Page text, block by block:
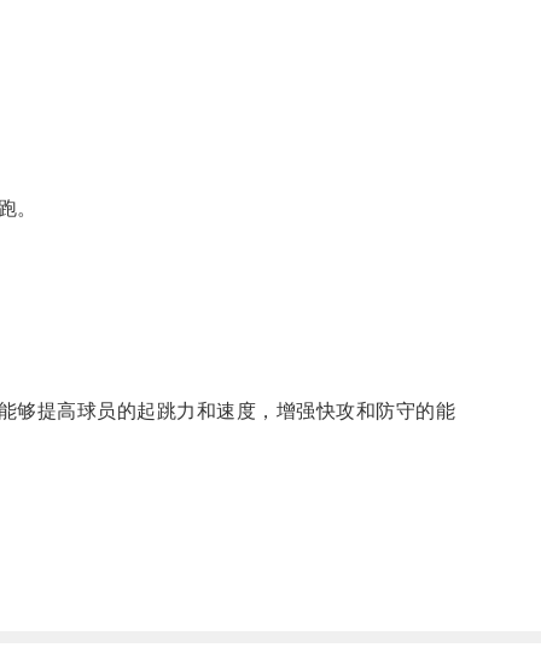
。
提高球员的起跳力和速度，增强快攻和防守的能